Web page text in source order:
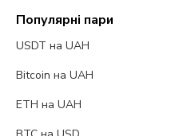
Популярні пари
USDT на UAH
Bitcoin на UAH
ETH на UAH